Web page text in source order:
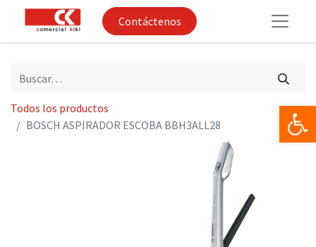
Contáctenos
Todos los productos
BOSCH ASPIRADOR ESCOBA BBH3ALL28